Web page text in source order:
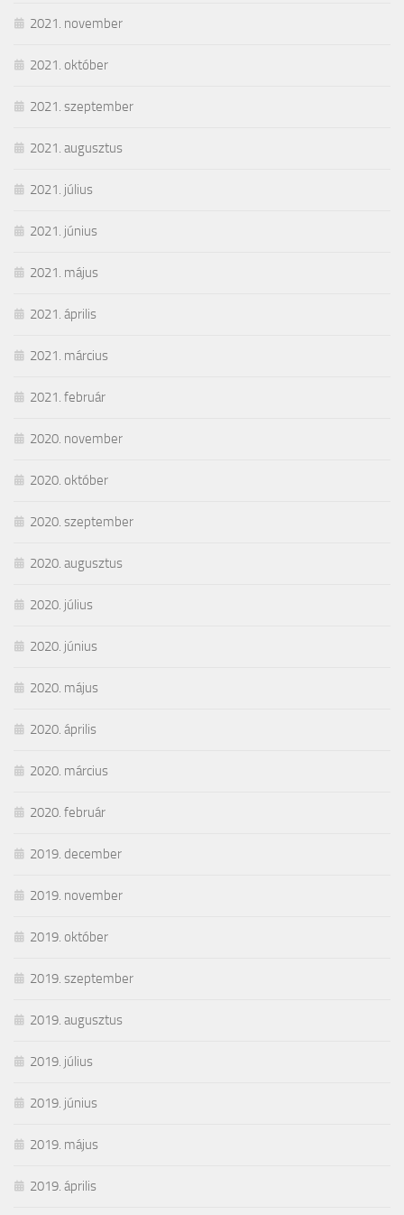
2021. november
2021. október
2021. szeptember
2021. augusztus
2021. július
2021. június
2021. május
2021. április
2021. március
2021. február
2020. november
2020. október
2020. szeptember
2020. augusztus
2020. július
2020. június
2020. május
2020. április
2020. március
2020. február
2019. december
2019. november
2019. október
2019. szeptember
2019. augusztus
2019. július
2019. június
2019. május
2019. április